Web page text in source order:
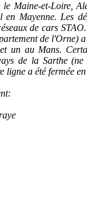
le Maine-et-Loire,
en Mayenne. Les
de cars
de l'Orne)
un au Mans.
de la Sarthe
ligne a été fermée